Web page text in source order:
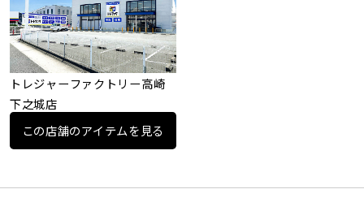
トレジャーファクトリー高崎
下之城店
この店舗のアイテムを見る